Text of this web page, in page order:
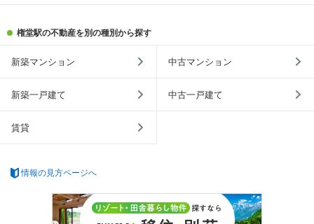
権堂駅の不動産を別の種別から探す
新築マンション 中古マンション
新築一戸建て 中古一戸建て
賃貸
情報の見方ページへ